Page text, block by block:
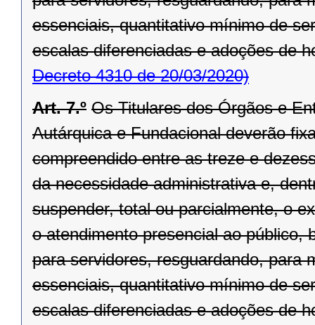
essenciais, quantitativo mínimo de
escalas diferenciadas e adoções de
Decreto 4310 de 20/03/2020)
Art. 7.º Os Titulares dos Órgãos e
Autárquica e Fundacional deverão
compreendido entre as treze e
da necessidade administrativa e,
suspender, total ou parcialmente, o
o atendimento presencial ao público,
para servidores, resguardando, para
essenciais, quantitativo mínimo de
escalas diferenciadas e adoções de